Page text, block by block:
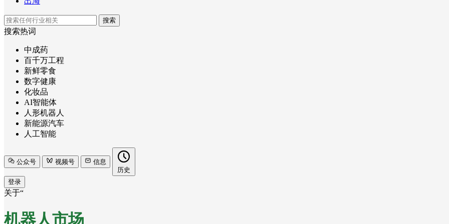
搜索
搜索热词
中成药
百千万工程
新鲜零食
数字健康
化妆品
AI智能体
人形机器人
新能源汽车
人工智能
公众号 视频号
信息
历史
登录
关于“
机器人市场